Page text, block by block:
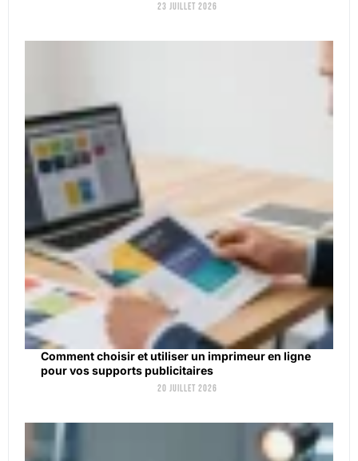
23 juillet 2026
Comment choisir et utiliser un imprimeur en ligne
pour vos supports publicitaires
20 juillet 2026